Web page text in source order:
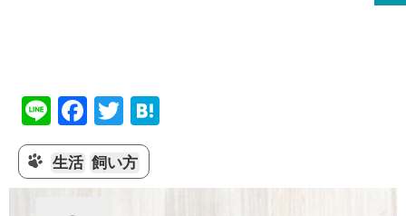
Li
n
e
F
a
c
e
T
w
itt
er
n
生活 飼い方